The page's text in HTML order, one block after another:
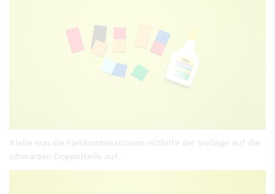
Klebe nun die Farbkombinationen mithilfe der Vorlage auf die
schwarzen Doppelteile auf.